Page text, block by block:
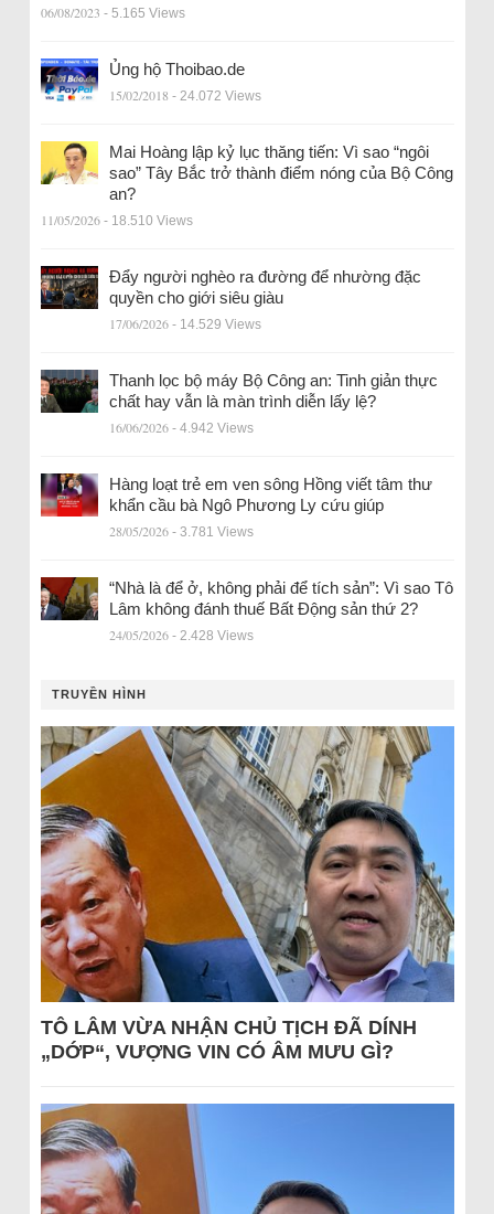
06/08/2023 - 5.165 Views
Ủng hộ Thoibao.de
15/02/2018 - 24.072 Views
Mai Hoàng lập kỷ lục thăng tiến: Vì sao “ngôi
sao” Tây Bắc trở thành điểm nóng của Bộ Công
an?
11/05/2026 - 18.510 Views
Đẩy người nghèo ra đường để nhường đặc
quyền cho giới siêu giàu
17/06/2026 - 14.529 Views
Thanh lọc bộ máy Bộ Công an: Tinh giản thực
chất hay vẫn là màn trình diễn lấy lệ?
16/06/2026 - 4.942 Views
Hàng loạt trẻ em ven sông Hồng viết tâm thư
khẩn cầu bà Ngô Phương Ly cứu giúp
28/05/2026 - 3.781 Views
“Nhà là để ở, không phải để tích sản”: Vì sao Tô
Lâm không đánh thuế Bất Động sản thứ 2?
24/05/2026 - 2.428 Views
TRUYỀN HÌNH
TÔ LÂM VỪA NHẬN CHỦ TỊCH ĐÃ DÍNH
„DỚP“, VƯỢNG VIN CÓ ÂM MƯU GÌ?